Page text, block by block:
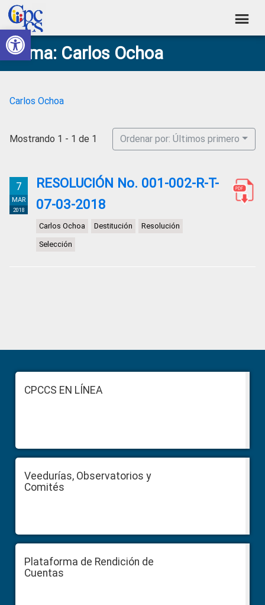
Abrir barra de herramientas
Skip
to
primary
navigation
Skip
to
main
content
Skip
to
primary
sidebar
Skip
to
footer
Consejo
de
Ciudadana
Control
Construyendo
Poder
Ciudadano
Tema: Carlos Ochoa
Carlos Ochoa
Mostrando 1 - 1 de 1 Ordenar por: Últimos primero
7
MAR
2018
RESOLUCIÓN No. 001-002-R-T-
07-03-2018
Carlos Ochoa Destitución Resolución
Selección
Sidebar
FooterCPCCS EN LÍNEA
Veedurías, Observatorios y
Comités
Plataforma de Rendición de
Cuentas